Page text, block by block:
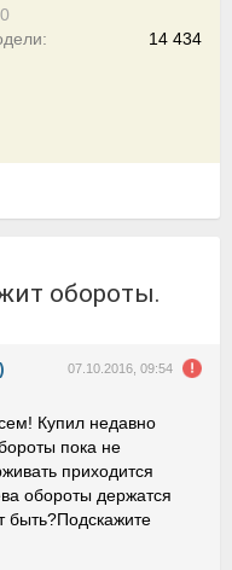
14 434
обороты.
07.10.2016, 09:54
Купил недавно
пока не
приходится
обороты держатся
быть?Подскажите